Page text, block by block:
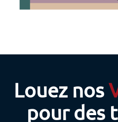
Louez nos
pour des